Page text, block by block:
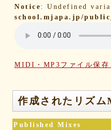
Notice : Undefined
school.mjapa.jp/
MIDI・MP3ファイル保存
作成されたリズ
Published Mixes